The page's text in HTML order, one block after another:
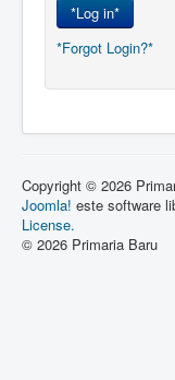
*Log in*
*Forgot Login?*
Copyright © 2026
Joomla! este software
License.
© 2026 Primaria Baru